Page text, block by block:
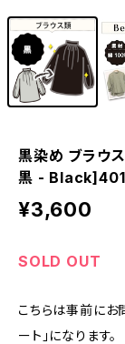
黒染め ブラウ
黒 -
¥3,600
SOLD OUT
こちらは事前にお
ート」になります。